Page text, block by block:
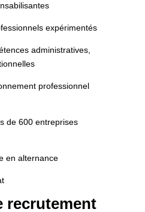
expérimentés
administratives,
professionnel
de 600 entreprises
en alternance
recrutement